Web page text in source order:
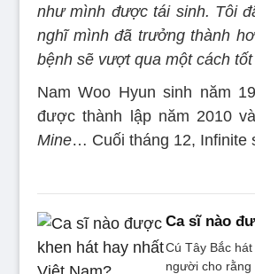
như mình được tái sinh. Tôi
nghĩ mình đã trưởng thành
bệnh sẽ vượt qua một cách tốt
Nam Woo Hyun sinh năm
được thành lập năm 2010
Mine… Cuối tháng 12, Infinite
Ca sĩ nào
Cú Tây Bắc
người cho